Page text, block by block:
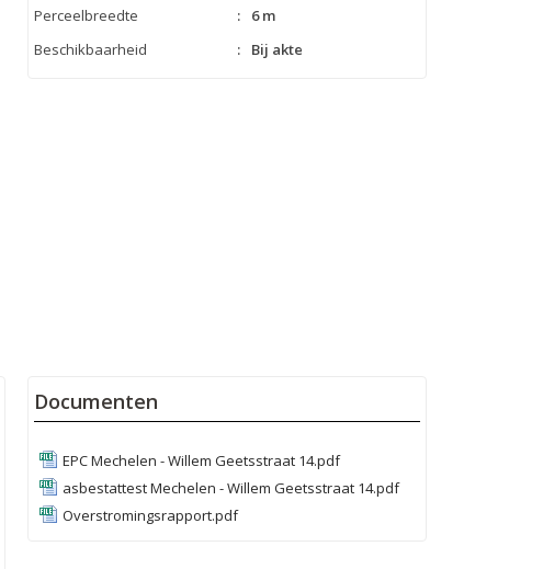
Perceelbreedte
:
6 m
Beschikbaarheid
: Bij akte
Documenten
EPC Mechelen - Willem Geetsstraat 14.pdf
asbestattest Mechelen - Willem Geetsstraat 14.pdf
Overstromingsrapport.pdf